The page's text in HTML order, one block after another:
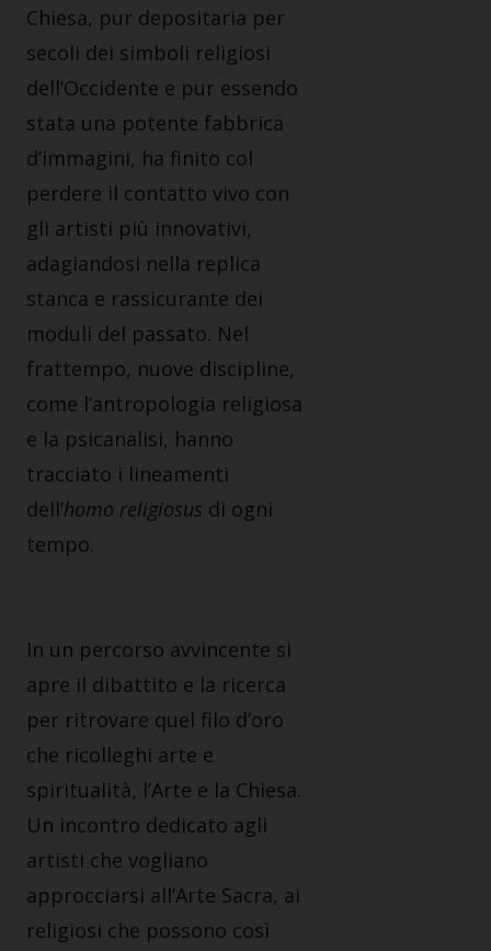
Chiesa, pur depositaria per
secoli dei simboli religiosi
dell’Occidente e pur essendo
stata una potente fabbrica
d’immagini, ha finito col
perdere il contatto vivo con
gli artisti più innovativi,
adagiandosi nella replica
stanca e rassicurante dei
moduli del passato. Nel
frattempo, nuove discipline,
come l’antropologia religiosa
e la psicanalisi, hanno
tracciato i lineamenti
dell’homo religiosus di ogni
tempo.
In un percorso avvincente si
apre il dibattito e la ricerca
per ritrovare quel filo d’oro
che ricolleghi arte e
spiritualità, l’Arte e la Chiesa.
Un incontro dedicato agli
artisti che vogliano
approcciarsi all’Arte Sacra, ai
religiosi che possono così